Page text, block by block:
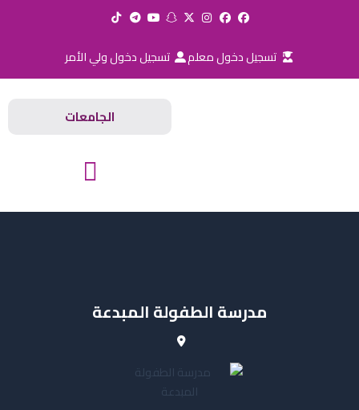
تسجيل دخول معلم تسجيل دخول ولي الأمر
الجامعات
مدرسة الطفولة المبدعة